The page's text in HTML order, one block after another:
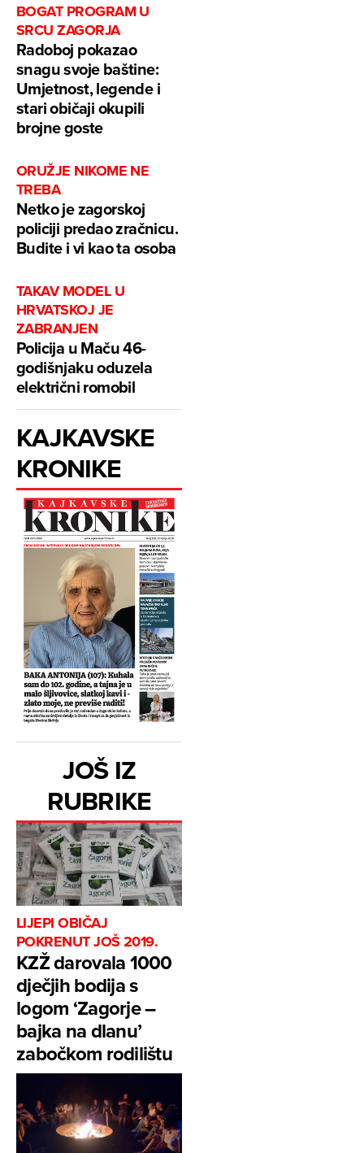
BOGAT PROGRAM U
SRCU ZAGORJA
Radoboj pokazao
snagu svoje baštine:
Umjetnost, legende i
stari običaji okupili
brojne goste
ORUŽJE NIKOME NE
TREBA
Netko je zagorskoj
policiji predao zračnicu.
Budite i vi kao ta osoba
TAKAV MODEL U
HRVATSKOJ JE
ZABRANJEN
Policija u Maču 46-
godišnjaku oduzela
električni romobil
KAJKAVSKE
KRONIKE
JOŠ IZ
RUBRIKE
LIJEPI OBIČAJ
POKRENUT JOŠ 2019.
KZŽ darovala 1000
dječjih bodija s
logom ‘Zagorje –
bajka na dlanu’
zabočkom rodilištu